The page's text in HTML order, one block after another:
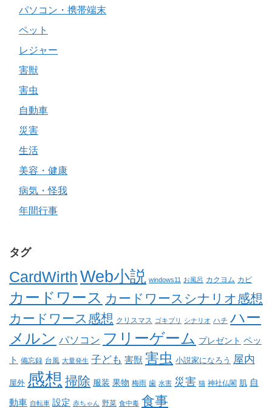
パソコン・携帯端末
ペット
レジャー
害獣
害虫
自動車
災害
生活
美容・健康
病気・怪我
年間行事
タグ
CardWirthWeb小説 windows11 お風呂 カクヨム カビ
カードワース カードワースシナリオ感想
カードワース感想 クリスマス ゴキブリ シナリオ ハチ ハー
メルン パソコン フリーゲーム プレゼント ペッ
ト 備忘録 台風 大量発生 子ども 害獣 害虫 小説家になろう 屋内
屋外 感想 掃除 服装 果物 梅雨 歯 水害 災害 猫 神社仏閣 肌 自
動車 自転車 設定 赤ちゃん 野菜 食中毒 食事